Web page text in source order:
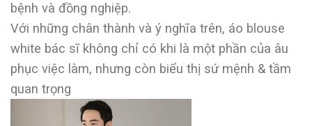
bệnh và đồng nghiệp.
Với những chân thành và ý nghĩa trên, áo blouse
white bác sĩ không chỉ có khi là một phần của âu
phục việc làm, nhưng còn biểu thị sứ mệnh & tầm
quan trọng